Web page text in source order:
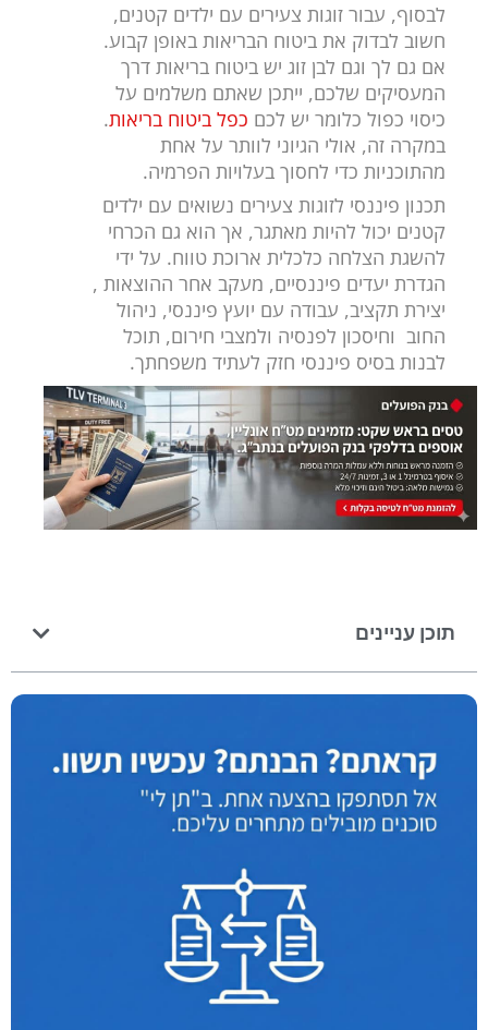
לבסוף, עבור זוגות צעירים עם ילדים קטנים,
חשוב לבדוק את ביטוח הבריאות באופן קבוע.
אם גם לך וגם לבן זוג יש ביטוח בריאות דרך
המעסיקים שלכם, ייתכן שאתם משלמים על
כיסוי כפול כלומר יש לכם כפל ביטוח בריאות.
במקרה זה, אולי הגיוני לוותר על אחת
מהתוכניות כדי לחסוך בעלויות הפרמיה.
תכנון פיננסי לזוגות צעירים נשואים עם ילדים
קטנים יכול להיות מאתגר, אך הוא גם הכרחי
להשגת הצלחה כלכלית ארוכת טווח. על ידי
הגדרת יעדים פיננסיים, מעקב אחר ההוצאות ,
יצירת תקציב, עבודה עם יועץ פיננסי, ניהול
החוב וחיסכון לפנסיה ולמצבי חירום, תוכל
לבנות בסיס פיננסי חזק לעתיד משפחתך.
תוכן עניינים